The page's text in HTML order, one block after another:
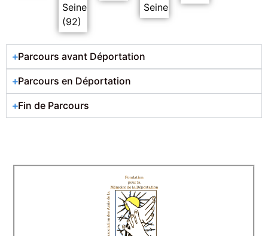
Seine
(92)
Seine
Parcours avant Déportation
Parcours en Déportation
Fin de Parcours